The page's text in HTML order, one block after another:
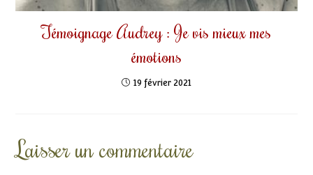
Témoignage Audrey : Je vis mieux mes
émotions
19 février 2021
Laisser un commentaire